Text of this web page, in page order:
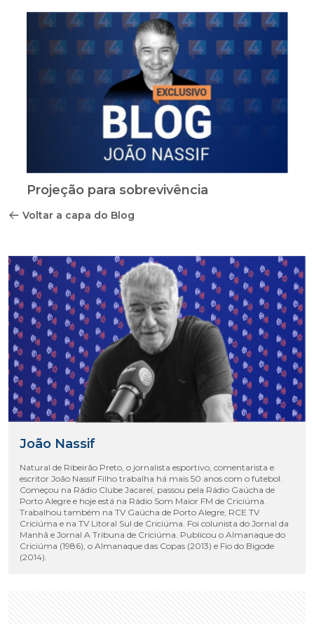
Projeção para sobrevivência
Voltar a capa do Blog
João Nassif
Natural de Ribeirão Preto, o jornalista esportivo, comentarista e
escritor João Nassif Filho trabalha há mais 50 anos com o futebol.
Começou na Rádio Clube Jacareí, passou pela Rádio Gaúcha de
Porto Alegre e hoje está na Rádio Som Maior FM de Criciúma.
Trabalhou também na TV Gaúcha de Porto Alegre, RCE TV
Criciúma e na TV Litoral Sul de Criciúma. Foi colunista do Jornal da
Manhã e Jornal A Tribuna de Criciúma. Publicou o Almanaque do
Criciúma (1986), o Almanaque das Copas (2013) e Fio do Bigode
(2014).